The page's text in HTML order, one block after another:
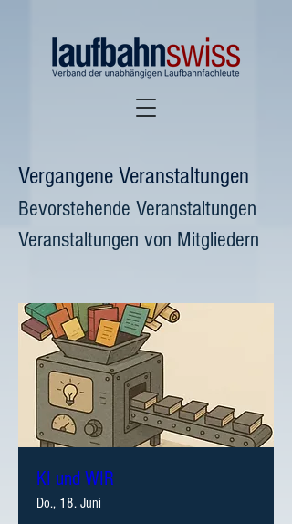
Vergangene Veranstaltungen
Bevorstehende Veranstaltungen
Veranstaltungen von Mitgliedern
KI und WIR
Do., 18. Juni